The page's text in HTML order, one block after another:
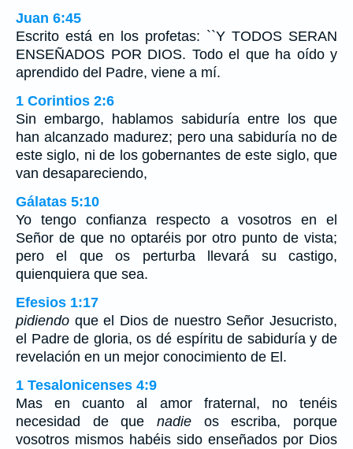
Juan 6:45
Escrito está en los profetas: ``Y TODOS SERAN
ENSEÑADOS POR DIOS. Todo el que ha oído y
aprendido del Padre, viene a mí.
1 Corintios 2:6
Sin embargo, hablamos sabiduría entre los que
han alcanzado madurez; pero una sabiduría no de
este siglo, ni de los gobernantes de este siglo, que
van desapareciendo,
Gálatas 5:10
Yo tengo confianza respecto a vosotros en el
Señor de que no optaréis por otro punto de vista;
pero el que os perturba llevará su castigo,
quienquiera que sea.
Efesios 1:17
pidiendo que el Dios de nuestro Señor Jesucristo,
el Padre de gloria, os dé espíritu de sabiduría y de
revelación en un mejor conocimiento de El.
1 Tesalonicenses 4:9
Mas en cuanto al amor fraternal, no tenéis
necesidad de que nadie os escriba, porque
vosotros mismos habéis sido enseñados por Dios